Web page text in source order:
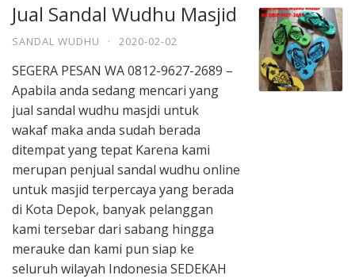
Jual Sandal Wudhu Masjid
SANDAL WUDHU · 2020-02-02
SEGERA PESAN WA 0812-9627-2689 –
Apabila anda sedang mencari yang
jual sandal wudhu masjdi untuk
wakaf maka anda sudah berada
ditempat yang tepat Karena kami
merupan penjual sandal wudhu online
untuk masjid terpercaya yang berada
di Kota Depok, banyak pelanggan
kami tersebar dari sabang hingga
merauke dan kami pun siap ke
seluruh wilayah Indonesia SEDEKAH